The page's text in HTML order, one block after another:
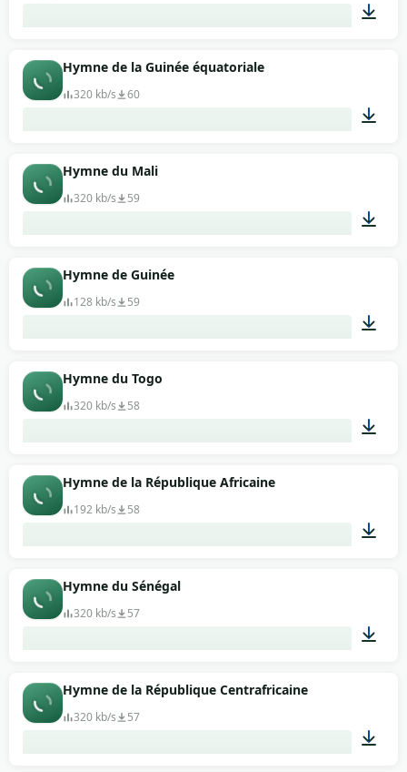
Hymne de la Guinée équatoriale
320 kb/s 60
Hymne du Mali
320 kb/s 59
Hymne de Guinée
128 kb/s 59
Hymne du Togo
320 kb/s 58
Hymne de la République Africaine
192 kb/s 58
Hymne du Sénégal
320 kb/s 57
Hymne de la République Centrafricaine
320 kb/s 57